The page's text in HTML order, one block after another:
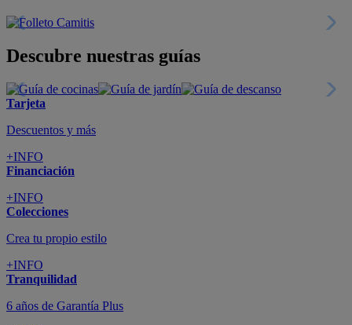
Descubre nuestras guías
Tarjeta
Descuentos y más
+INFO
Financiación
+INFO
Colecciones
Crea tu propio estilo
+INFO
Tranquilidad
6 años de Garantía Plus